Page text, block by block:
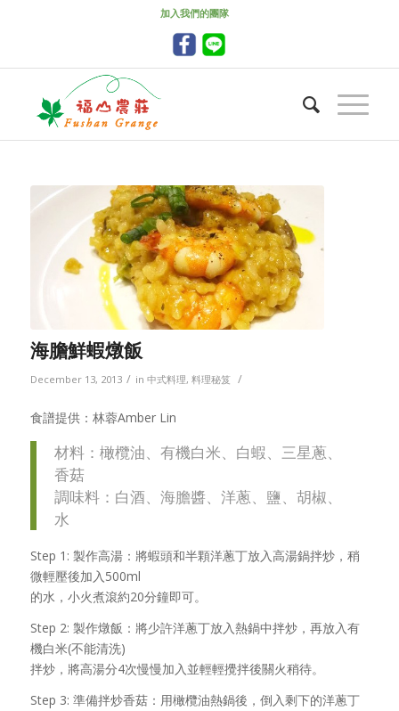
加入我們的團隊
海膽鮮蝦燉飯
December 13, 2013 / in 中式料理, 料理秘笈 /
食譜提供：林蓉Amber Lin
材料：橄欖油、有機白米、白蝦、三星蔥、
香菇
調味料：白酒、海膽醬、洋蔥、鹽、胡椒、
水
Step 1: 製作高湯：將蝦頭和半顆洋蔥丁放入高湯鍋拌炒，稍
微輕壓後加入500ml
的水，小火煮滾約20分鐘即可。
Step 2: 製作燉飯：將少許洋蔥丁放入熱鍋中拌炒，再放入有
機白米(不能清洗)
拌炒，將高湯分4次慢慢加入並輕輕攪拌後關火稍待。
Step 3: 準備拌炒香菇：用橄欖油熱鍋後，倒入剩下的洋蔥丁